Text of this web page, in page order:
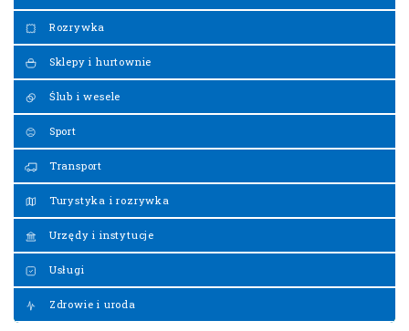
Rozrywka
Sklepy i hurtownie
Ślub i wesele
Sport
Transport
Turystyka i rozrywka
Urzędy i instytucje
Usługi
Zdrowie i uroda